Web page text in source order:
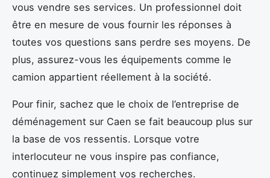
vous vendre ses services. Un professionnel doit
être en mesure de vous fournir les réponses à
toutes vos questions sans perdre ses moyens. De
plus, assurez-vous les équipements comme le
camion appartient réellement à la société.
Pour finir, sachez que le choix de l’entreprise de
déménagement sur Caen se fait beaucoup plus sur
la base de vos ressentis. Lorsque votre
interlocuteur ne vous inspire pas confiance,
continuez simplement vos recherches.